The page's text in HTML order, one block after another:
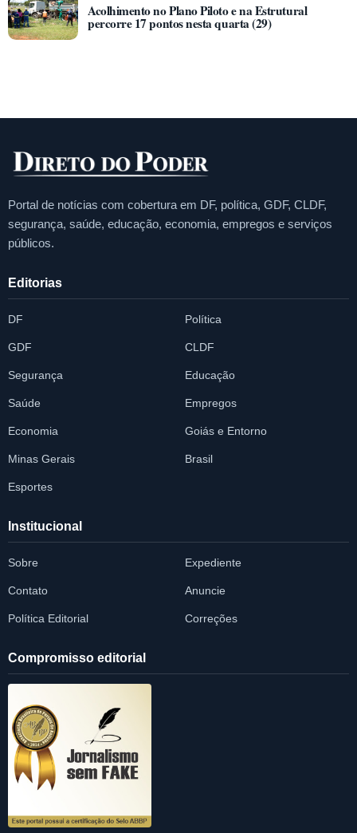
Acolhimento no Plano Piloto e na Estrutural
percorre 17 pontos nesta quarta (29)
Portal de notícias com cobertura em DF, política, GDF, CLDF,
segurança, saúde, educação, economia, empregos e serviços
públicos.
Editorias
DF Política
GDF CLDF
Segurança Educação
Saúde Empregos
Economia Goiás e Entorno
Minas Gerais Brasil
Esportes
Institucional
Sobre Expediente
Contato Anuncie
Política Editorial Correções
Compromisso editorial